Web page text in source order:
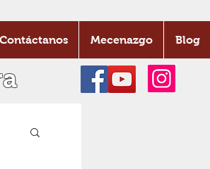
Blog
Mecenazgo
Contáctanos